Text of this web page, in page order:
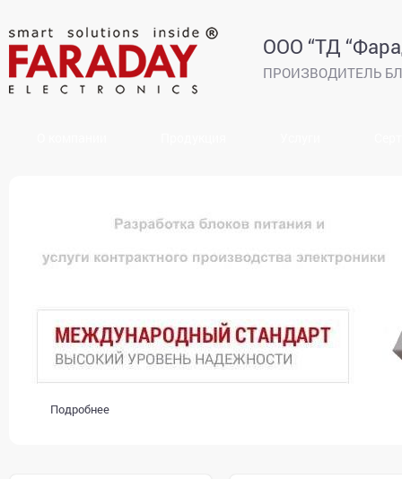
ООО “ТД
ПРОИЗВОДИТЕЛЬ
Подробнее